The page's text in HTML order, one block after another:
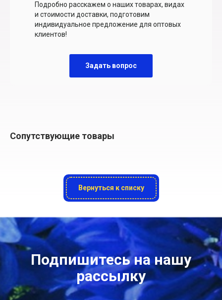
Подробно расскажем о наших товарах, видах
и стоимости доставки, подготовим
индивидуальное предложение для оптовых
клиентов!
Задать вопрос
Сопутствующие товары
Вернуться к списку
Подпишитесь на нашу
рассылку